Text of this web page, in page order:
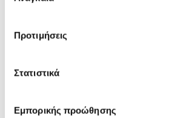
Προτιμήσεις
Στατιστικά
Εμπορικής προώθησης